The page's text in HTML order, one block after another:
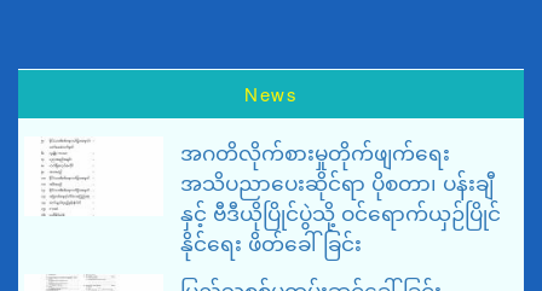
News
အဂတိလိုက်စားမှုတိုက်ဖျက်ရေး
အသိပညာပေးဆိုင်ရာ ပိုစတာ၊ ပန်းချီ
နှင့် ဗီဒီယိုပြိုင်ပွဲသို့ ဝင်ရောက်ယှဉ်ပြိုင်
နိုင်ရေး ဖိတ်ခေါ်ခြင်း